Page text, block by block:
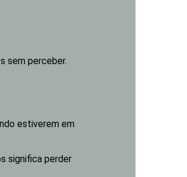
sem perceber.
estiverem em
significa perder